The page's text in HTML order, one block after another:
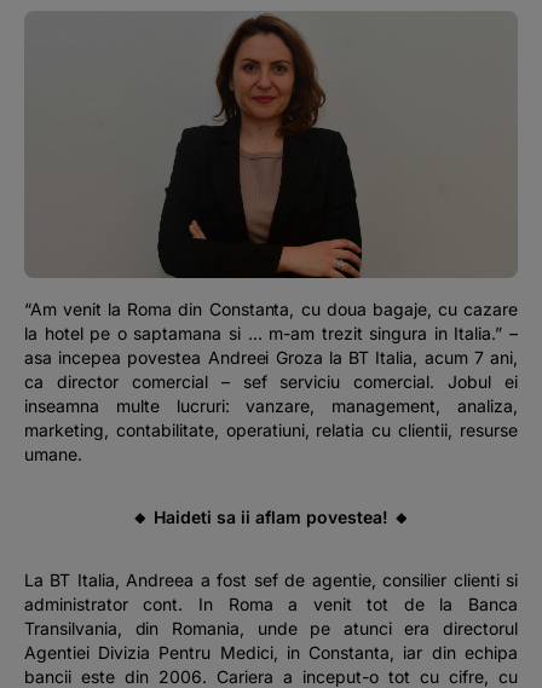
The MacRO Zone
Pentru antreprenori
Banking, pe relaxare
“Am venit la Roma din Constanta, cu doua bagaje, cu cazare
la hotel pe o saptamana si … m-am trezit singura in Italia.” –
asa incepea povestea Andreei Groza la BT Italia, acum 7 ani,
ca director comercial – sef serviciu comercial. Jobul ei
inseamna multe lucruri: vanzare, management, analiza,
marketing, contabilitate, operatiuni, relatia cu clientii, resurse
umane.
🔸 Haideti sa ii aflam povestea! 🔸
La BT Italia, Andreea a fost sef de agentie, consilier clienti si
administrator cont. In Roma a venit tot de la Banca
Transilvania, din Romania, unde pe atunci era directorul
Agentiei Divizia Pentru Medici, in Constanta, iar din echipa
bancii este din 2006. Cariera a inceput-o tot cu cifre, cu